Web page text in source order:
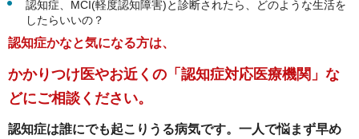
認知症、MCI(軽度認知障害)と診断されたら、どのような生活を
したらいいの？
認知症かなと気になる方は、
かかりつけ医やお近くの「認知症対応医療機関」な
どにご相談ください。
認知症は誰にでも起こりうる病気です。一人で悩まず早め